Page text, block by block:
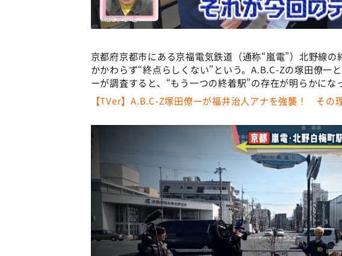
京都府京都市にある京福電気鉄道（通称“嵐電”）北野線
かかわらず“終点らしくない”という。A.B.C-Zの塚田僚一
ーが調査すると、“もう一つの終着駅”の存在が明らかにな
【TVer】A.B.C-Z塚田僚一が福井治人アナを強襲！ そ